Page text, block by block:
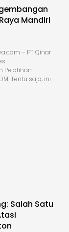
Mandiri
– PT Qinar
Pelatihan
Tentu saja, ini
Salah Satu